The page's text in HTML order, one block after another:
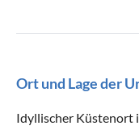
Ort und Lage der
Idyllischer Küstenort